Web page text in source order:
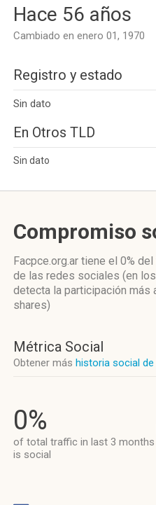
Hace 56 años
Cambiado en enero 01, 1970
Registro y estado
Sin dato
En Otros TLD
Sin dato
Compromiso
Facpce.org.ar tiene el 0% del
de las redes sociales (en
detecta la participación más
shares)
Métrica Social
Obtener más historia social de
0%
of total traffic in last 3 months
is social